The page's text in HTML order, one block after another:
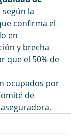
según la
confirma el
en
y brecha
que el 50% de
ocupados por
de